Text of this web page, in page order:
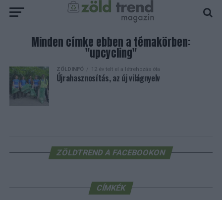
Minden címke ebben a témakörben:
"upcycling"
ZÖLDINFÓ 12 év telt el a létrehozás óta
Újrahasznosítás, az új világnyelv
ZÖLDTREND A FACEBOOKON
CÍMKÉK